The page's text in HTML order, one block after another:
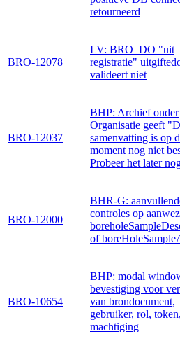
retourneerd
BRO-12078
LV: BRO_DO "uit
registratie"
valideert niet
BRO-12037
BHP: Archief onder
Organisatie geeft
samenvatting is op
moment nog niet
Probeer het later
BRO-12000
BHR-G:
controles op
of
BRO-10654
BHP: modal
bevestiging voor
van brondocument,
gebruiker, rol, token,
machtiging